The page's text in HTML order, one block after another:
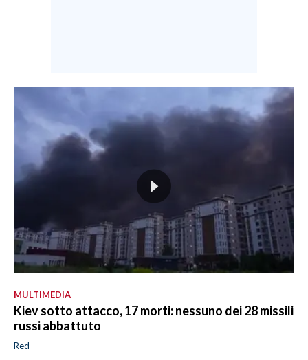
MULTIMEDIA
Kiev sotto attacco, 17 morti: nessuno dei 28 missili
russi abbattuto
Red